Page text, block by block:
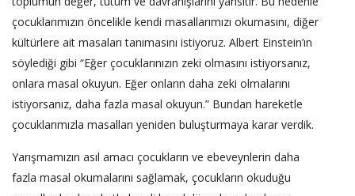
çocuklarımızın öncelikle kendi masallarımızı okumasını, diğer
kültürlere ait masaları tanımasını istiyoruz. Albert Einstein’ın
söylediği gibi “Eğer çocuklarınızın zeki olmasını istiyorsanız,
onlara masal okuyun. Eğer onların daha zeki olmalarını
istiyorsanız, daha fazla masal okuyun.” Bundan hareketle
çocuklarımızla masalları yeniden buluşturmaya karar verdik.
Yarışmamızın asıl amacı çocukların ve ebeveynlerin daha
fazla masal okumalarını sağlamak, çocukların okuduğu